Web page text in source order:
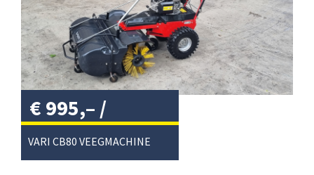
VARI CB80 VEEGMACHINE
€ 995,– /